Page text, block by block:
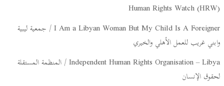
Human Rights Watch (HRW)
I Am a Libyan Woman But My Child Is A Foreigner / جمعية ليبية
وابني غريب للعمل الأهلي والخيري
Independent Human Rights Organisation – Libya / المنظمة المستقلة
لحقوق الإنسان